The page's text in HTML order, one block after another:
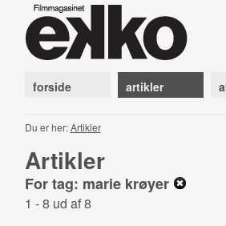
forside artikler
Du er her:Artikler
Artikler
For tag: marie krøyer
1 - 8 ud af 8